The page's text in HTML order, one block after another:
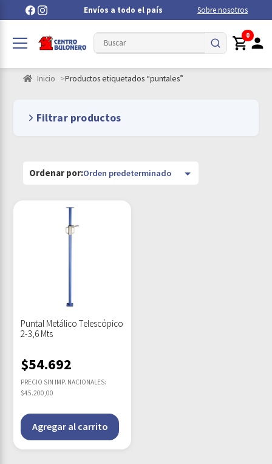
Envíos a todo el país Sobre nosotros
0
Inicio Productos etiquetados “puntales”
Filtrar productos
Puntal Metálico Telescópico
2-3,6 Mts
$54.692
PRECIO SIN IMP. NACIONALES:
$45.200,00
Agregar al carrito